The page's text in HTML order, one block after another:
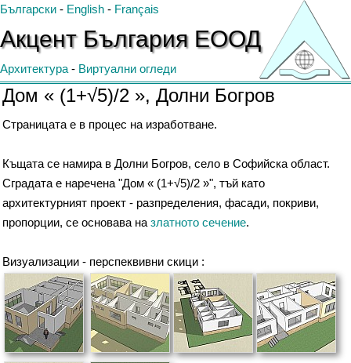
Български - English - Français
Акцент България ЕООД
Архитектура - Виртуални огледи
Дом « (1+√5)/2 », Долни Богров
Страницата е в процес на изработване.
Къщата се намира в Долни Богров, село в Софийска област.
Сградата е наречена "Дом « (1+√5)/2 »", тъй като
архитектурният проект - разпределения, фасади, покриви,
пропорции, се основава на златното сечение.
Визуализации - перспеквивни скици :